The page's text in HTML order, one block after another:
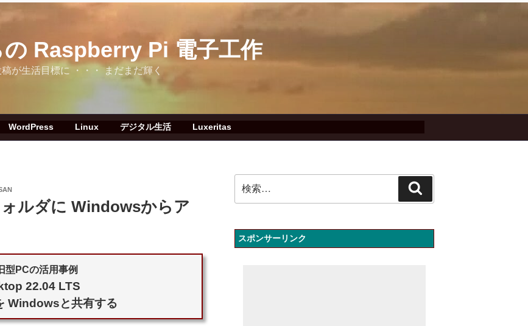
Raspberry Pi 電子工作
が生活目標に ・・・ まだまだ輝く
WordPress Linux デジタル生活 Luxeritas
ルダに Windowsからア
型PCの活用事例
22.04 LTS
Windowsと共有する
索:
索
スポンサーリンク